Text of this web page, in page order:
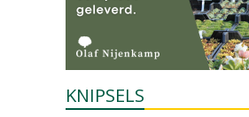
KNIPSELS